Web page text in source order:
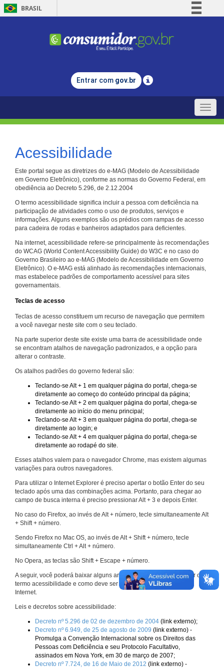
BRASIL
Comunica BR
Legislação
Entrar com gov.br
Toggle
Acessibilidade
Este portal segue as diretrizes do e-MAG (Modelo de Acessibilidade
em Governo Eletrônico), conforme as normas do Governo Federal, em
obediência ao Decreto 5.296, de 2.12.2004
O termo acessibilidade significa incluir a pessoa com deficiência na
participação de atividades como o uso de produtos, serviços e
informações. Alguns exemplos são os prédios com rampas de acesso
para cadeira de rodas e banheiros adaptados para deficientes.
Na internet, acessibilidade refere-se principalmente às recomendações
do WCAG (World Content Accessibility Guide) do W3C e no caso do
Governo Brasileiro ao e-MAG (Modelo de Acessibilidade em Governo
Eletrônico). O e-MAG está alinhado às recomendações internacionais,
mas estabelece padrões de comportamento acessível para sites
governamentais.
Teclas de acesso
Teclas de acesso constituem um recurso de navegação que permitem
a você navegar neste site com o seu teclado.
Na parte superior deste site existe uma barra de acessibilidade onde
se encontram atalhos de navegação padronizados, e a opção para
alterar o contraste.
Os atalhos padrões do governo federal são:
Teclando-se Alt + 1 em qualquer página do portal, chega-se
diretamente ao começo do conteúdo principal da página;
Teclando-se Alt + 2 em qualquer página do portal, chega-se
diretamente ao início do menu principal;
Teclando-se Alt + 3 em qualquer página do portal, chega-se
diretamente ao login; e
Teclando-se Alt + 4 em qualquer página do portal, chega-se
diretamente ao rodapé do site.
Esses atalhos valem para o navegador Chrome, mas existem algumas
variações para outros navegadores.
Para utilizar o Internet Explorer é preciso apertar o botão Enter do seu
teclado após uma das combinações acima. Portanto, para chegar ao
campo de busca interna é preciso pressionar Alt + 3 e depois Enter.
No caso do Firefox, ao invés de Alt + número, tecle simultaneamente Alt
+ Shift + número.
Sendo Firefox no Mac OS, ao invés de Alt + Shift + número, tecle
simultaneamente Ctrl + Alt + número.
No Opera, as teclas são Shift + Escape + número.
A seguir, você poderá baixar alguns arquivos que explicam melhor o
termo acessibilidade e como deve ser implementado nos sites da
Internet.
Leis e decretos sobre acessibilidade:
Decreto nº 5.296 de 02 de dezembro de 2004 (link externo);
Decreto nº 6.949, de 25 de agosto de 2009 (link externo) -
Promulga a Convenção Internacional sobre os Direitos das
Pessoas com Deficiência e seu Protocolo Facultativo,
assinados em Nova York, em 30 de março de 2007;
Decreto nº 7.724, de 16 de Maio de 2012 (link externo) -